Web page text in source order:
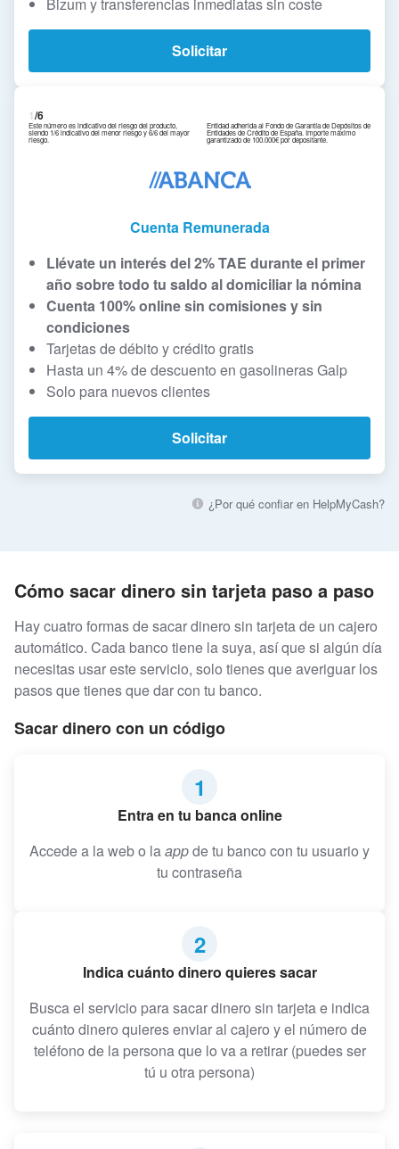
Solicitar
1/6
Este número es indicativo del riesgo del producto,
siendo 1/6 indicativo del menor riesgo y 6/6 del mayor
riesgo.
Entidad adherida al Fondo de Garantía de Depósitos de
Entidades de Crédito de España. Importe máximo
garantizado de 100.000€ por depositante.
Cuenta Remunerada
Llévate un interés del 2% TAE durante el primer
año sobre todo tu saldo al domiciliar la nómina
Cuenta 100% online sin comisiones y sin
condiciones
Tarjetas de débito y crédito gratis
Hasta un 4% de descuento en gasolineras Galp
Solo para nuevos clientes
Solicitar
¿Por qué confiar en HelpMyCash?
Cómo sacar dinero sin tarjeta paso a paso
Hay cuatro formas de sacar dinero sin tarjeta de un cajero
automático. Cada banco tiene la suya, así que si algún día
necesitas usar este servicio, solo tienes que averiguar los
pasos que tienes que dar con tu banco.
Sacar dinero con un código
1
Entra en tu banca online
Accede a la web o laappde tu banco con tu usuario y
tu contraseña
2
Indica cuánto dinero quieres sacar
Busca el servicio para sacar dinero sin tarjeta e indica
cuánto dinero quieres enviar al cajero y el número de
teléfono de la persona que lo va a retirar (puedes ser
tú u otra persona)